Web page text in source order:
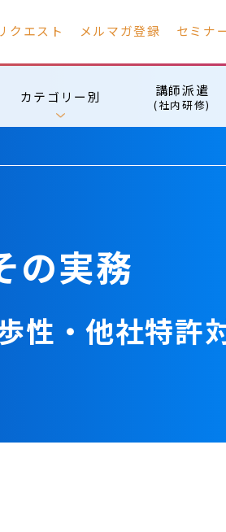
クエスト メルマガ登録 セミナ
カテゴリー別 講師派遣
(社内研修)
の実務
性・他社特許